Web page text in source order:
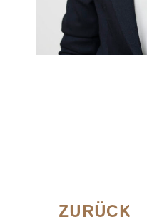
ZURÜCK